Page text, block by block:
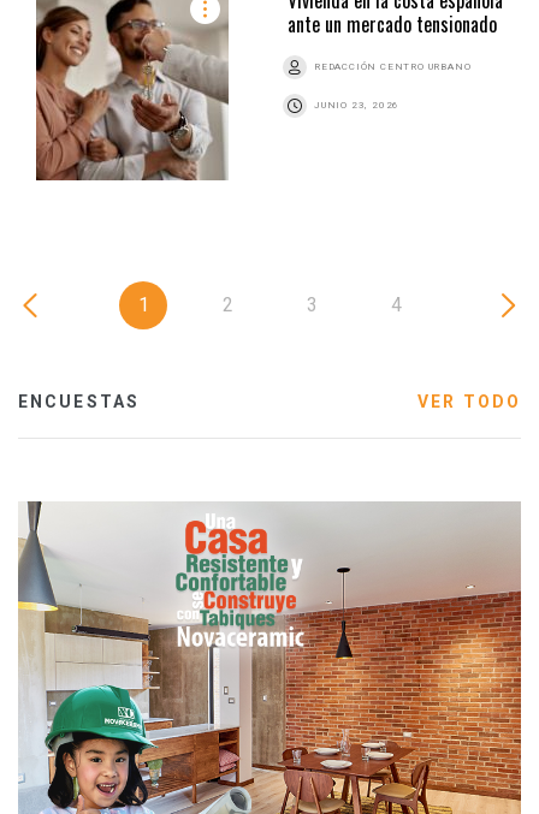
ante un mercado tensionado
REDACCIÓN CENTRO URBANO
JUNIO 23, 2026
1 2 3 4
ENCUESTAS VER TODO